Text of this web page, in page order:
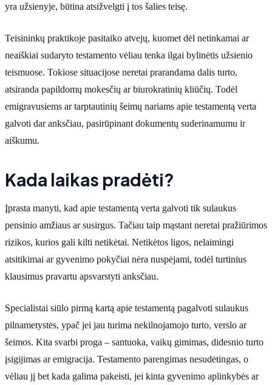
yra užsienyje, būtina atsižvelgti į tos šalies teisę.
Teisininkų praktikoje pasitaiko atvejų, kuomet dėl netinkamai ar
neaiškiai sudaryto testamento vėliau tenka ilgai bylinėtis užsienio
teismuose. Tokiose situacijose neretai prarandama dalis turto,
atsiranda papildomų mokesčių ar biurokratinių kliūčių. Todėl
emigravusiems ar tarptautinių šeimų nariams apie testamentą verta
galvoti dar anksčiau, pasirūpinant dokumentų suderinamumu ir
aiškumu.
Kada laikas pradėti?
Įprasta manyti, kad apie testamentą verta galvoti tik sulaukus
pensinio amžiaus ar susirgus. Tačiau taip mąstant neretai pražiūrimos
rizikos, kurios gali kilti netikėtai. Netikėtos ligos, nelaimingi
atsitikimai ar gyvenimo pokyčiai nėra nuspėjami, todėl turtinius
klausimus pravartu apsvarstyti anksčiau.
Specialistai siūlo pirmą kartą apie testamentą pagalvoti sulaukus
pilnametystės, ypač jei jau turima nekilnojamojo turto, verslo ar
šeimos. Kita svarbi proga – santuoka, vaikų gimimas, didesnio turto
įsigijimas ar emigracija. Testamento parengimas nesudėtingas, o
vėliau jį bet kada galima pakeisti, jei kinta gyvenimo aplinkybės ar